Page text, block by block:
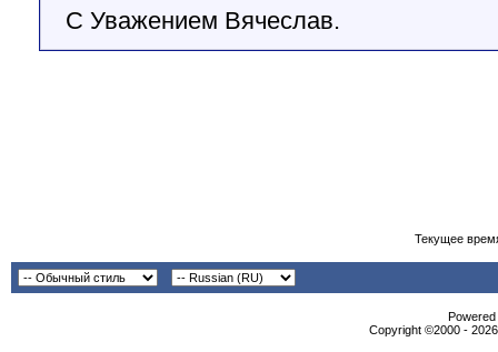
С Уважением Вячеслав.
Текущее
Copyright ©2000 -